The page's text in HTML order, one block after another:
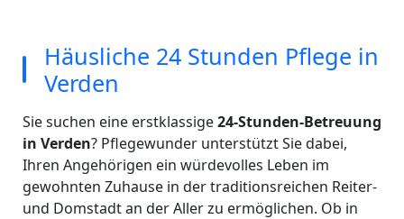
Häusliche 24 Stunden Pflege in
Verden
Sie suchen eine erstklassige24-Stunden-Betreuung
in Verden? Pflegewunder unterstützt Sie dabei,
Ihren Angehörigen ein würdevolles Leben im
gewohnten Zuhause in der traditionsreichen Reiter-
und Domstadt an der Aller zu ermöglichen. Ob in